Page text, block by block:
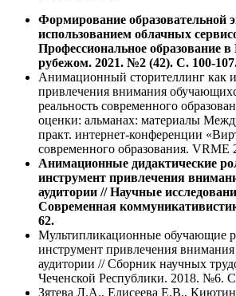
Формирование образовательной
использованием облачных
Профессиональное образование в
рубежом. 2021. №2 (42). С. 100-
Анимационный сторителлинг как
привлечения внимания
реальность современного
оценки: альманах: материалы
практ. интернет-конференции
современного образования. VRME
Анимационные дидактические
инструмент привлечения
аудитории // Научные
Современная
62.
Мультипликационные обучающие
инструмент привлечения внимания
аудитории // Сборник научных
Чеченской Республики. 2018. №6.
Зятева Л.А., Елисеева Е.В.,